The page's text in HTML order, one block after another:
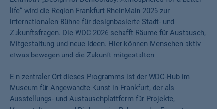
life“ wird die Region Frankfurt RheinMain 2026 zur
internationalen Bühne für designbasierte Stadt- und
Zukunftsfragen. Die WDC 2026 schafft Räume für Austausch,
Mitgestaltung und neue Ideen. Hier können Menschen aktiv
etwas bewegen und die Zukunft mitgestalten.
Ein zentraler Ort dieses Programms ist der WDC-Hub im
Museum für Angewandte Kunst in Frankfurt, der als
Ausstellungs- und Austauschplattform für Projekte,